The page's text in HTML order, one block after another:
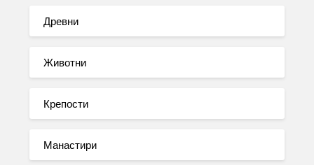
Древни
Животни
Крепости
Манастири